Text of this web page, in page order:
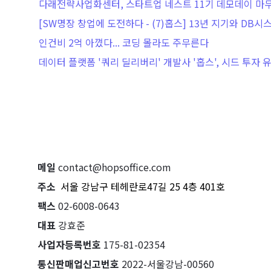
다래전략사업화센터, 스타트업 네스트 11기 데모데이 마
[SW명장 창업에 도전하다 - (7)홉스] 13년 지기와 DB시
인건비 2억 아꼈다... 코딩 몰라도 주무른다
데이터 플랫폼 '쿼리 딜리버리' 개발사 '홉스', 시드 투자
메일 contact@hopsoffice.com
주소 서울 강남구 테헤란로47길 25 4층 401호
팩스 02-6008-0643
대표 강효준
사업자등록번호 175-81-02354
통신판매업신고번호 2022-서울강남-00560